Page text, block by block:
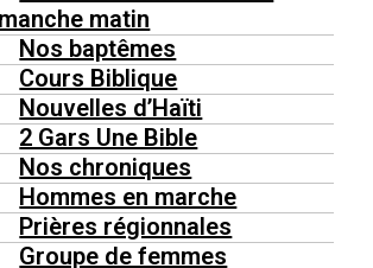
matin
Nos baptêmes
Cours Biblique
Nouvelles d’Haïti
2 Gars Une Bible
Nos chroniques
Hommes en marche
Prières régionnales
Groupe de femmes